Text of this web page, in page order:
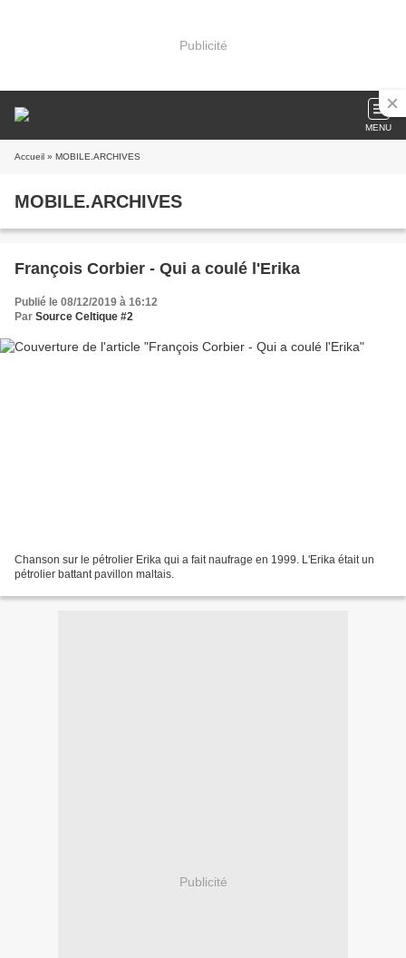
Publicité
MENU
Accueil » MOBILE.ARCHIVES
MOBILE.ARCHIVES
François Corbier - Qui a coulé l'Erika
Publié le 08/12/2019 à 16:12
Par Source Celtique #2
Chanson sur le pétrolier Erika qui a fait naufrage en 1999. L'Erika était un
pétrolier battant pavillon maltais.
Publicité